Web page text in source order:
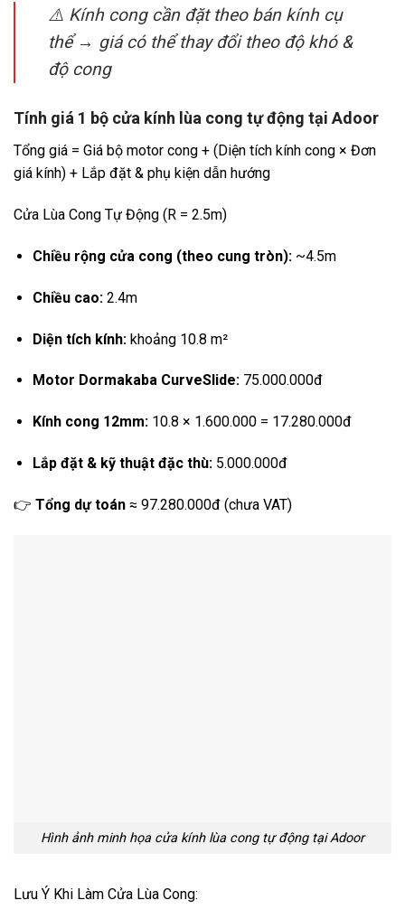
⚠️ Kính cong cần đặt theo bán kính cụ
thể → giá có thể thay đổi theo độ khó &
độ cong
Tính giá 1 bộ cửa kính lùa cong tự động tại Adoor
Tổng giá = Giá bộ motor cong + (Diện tích kính cong × Đơn
giá kính) + Lắp đặt & phụ kiện dẫn hướng
Cửa Lùa Cong Tự Động (R = 2.5m)
Chiều rộng cửa cong (theo cung tròn):~4.5m
Chiều cao:2.4m
Diện tích kính:khoảng 10.8 m²
Motor Dormakaba CurveSlide:75.000.000đ
Kính cong 12mm:10.8 × 1.600.000 = 17.280.000đ
Lắp đặt & kỹ thuật đặc thù:5.000.000đ
👉 Tổng dự toán ≈ 97.280.000đ (chưa VAT)
Hình ảnh minh họa cửa kính lùa cong tự động tại Adoor
Lưu Ý Khi Làm Cửa Lùa Cong: